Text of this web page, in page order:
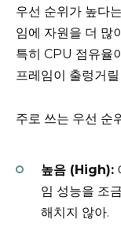
우선 순위가 높다
임에 자원을 더 많
특히 CPU 점유율
프레임이 출렁거
주로 쓰는 우선 순
높음 (High):
임 성능을 조
해치지 않아.